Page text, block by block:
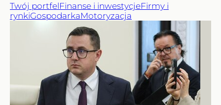
Twój portfelFinanse i inwestycjeFirmy i
rynkiGospodarkaMotoryzacja